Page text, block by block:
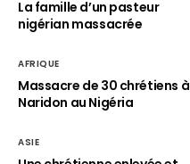
La famille d’un pasteur
nigérian massacrée
AFRIQUE
Massacre de 30 chrétiens à
Naridon au Nigéria
ASIE